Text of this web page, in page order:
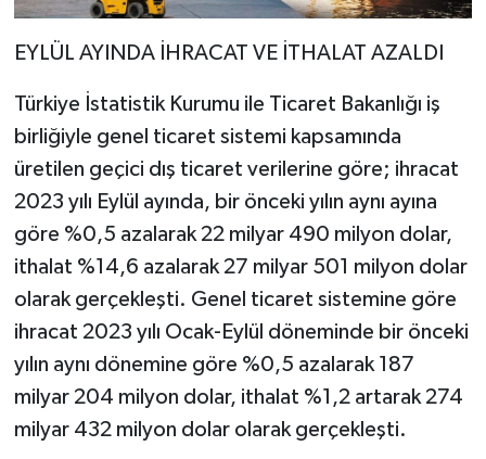
EYLÜL AYINDA İHRACAT VE İTHALAT AZALDI
Türkiye İstatistik Kurumu ile Ticaret Bakanlığı iş
birliğiyle genel ticaret sistemi kapsamında
üretilen geçici dış ticaret verilerine göre; ihracat
2023 yılı Eylül ayında, bir önceki yılın aynı ayına
göre %0,5 azalarak 22 milyar 490 milyon dolar,
ithalat %14,6 azalarak 27 milyar 501 milyon dolar
olarak gerçekleşti. Genel ticaret sistemine göre
ihracat 2023 yılı Ocak-Eylül döneminde bir önceki
yılın aynı dönemine göre %0,5 azalarak 187
milyar 204 milyon dolar, ithalat %1,2 artarak 274
milyar 432 milyon dolar olarak gerçekleşti.